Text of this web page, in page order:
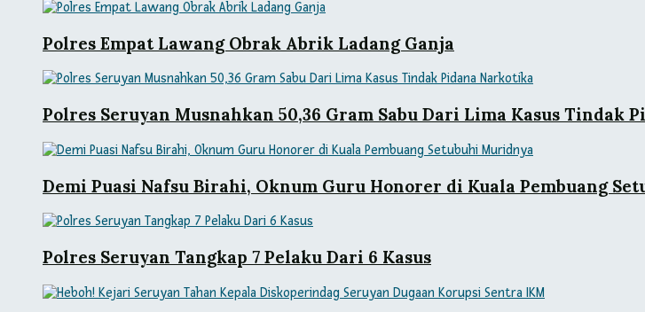
Polres Empat Lawang Obrak Abrik Ladang Ganja
Polres Seruyan Musnahkan 50,36 Gram Sabu Dari Lima Kasus Tindak
Demi Puasi Nafsu Birahi, Oknum Guru Honorer di Kuala Pembuang
Polres Seruyan Tangkap 7 Pelaku Dari 6 Kasus